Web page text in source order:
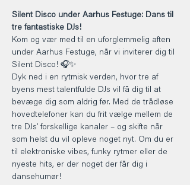
Silent Disco under Aarhus Festuge: Dans til
tre fantastiske DJs!
Kom og vær med til en uforglemmelig aften
under Aarhus Festuge, når vi inviterer dig til
Silent Disco! 🎧✨
Dyk ned i en rytmisk verden, hvor tre af
byens mest talentfulde DJs vil få dig til at
bevæge dig som aldrig før. Med de trådløse
hovedtelefoner kan du frit vælge mellem de
tre DJs’ forskellige kanaler – og skifte når
som helst du vil opleve noget nyt. Om du er
til elektroniske vibes, funky rytmer eller de
nyeste hits, er der noget der får dig i
dansehumør!